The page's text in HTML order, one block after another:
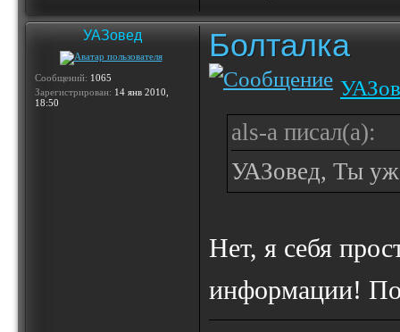
УАЗовед
Сообщений: 1065
Зарегистрирован: 14 янв 2010,
18:50
Болталка
als-a писал(а):
УАЗовед, Ты
Нет, я себя
информации!